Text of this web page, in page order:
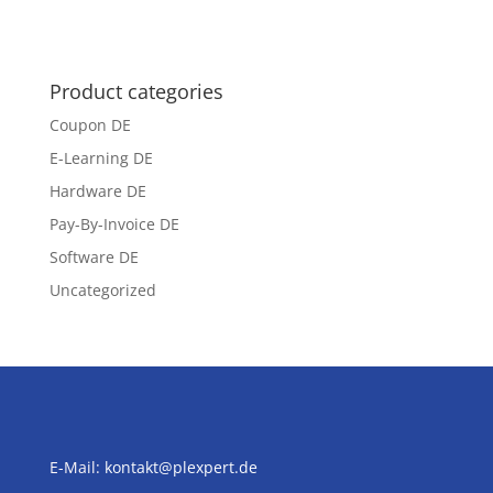
Product categories
Coupon DE
E-Learning DE
Hardware DE
Pay-By-Invoice DE
Software DE
Uncategorized
E-Mail: kontakt@plexpert.de